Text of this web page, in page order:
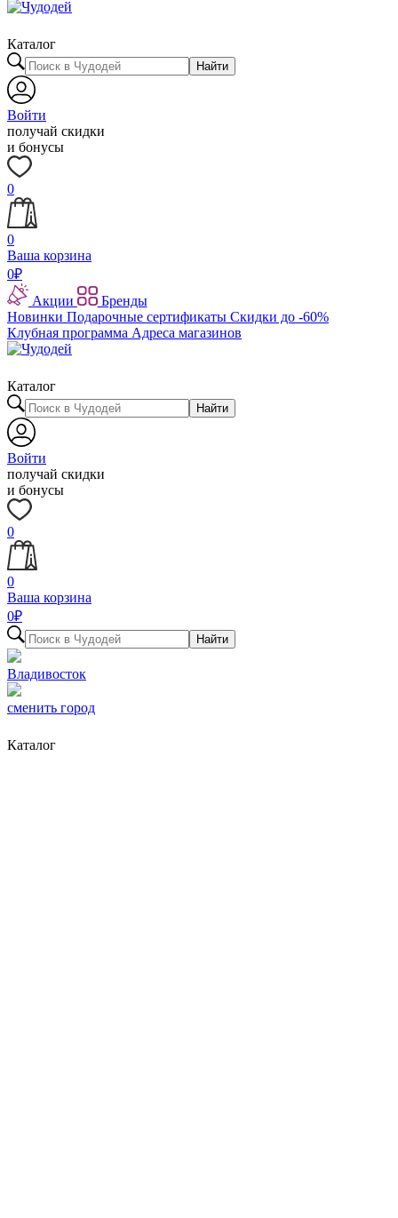
Каталог
Найти
Войти
получай скидки
и бонусы
0
0
Ваша корзина
0₽
Акции
Бренды
Новинки Подарочные сертификаты Скидки до -60%
Клубная программа Адреса магазинов
Каталог
Найти
Войти
получай скидки
и бонусы
0
0
Ваша корзина
0₽
Найти
Владивосток
сменить город
Каталог